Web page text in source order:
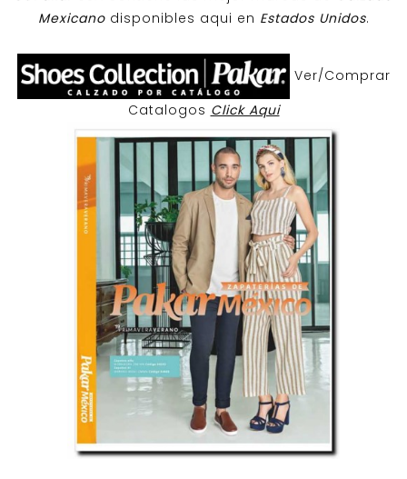
Mexicanodisponibles aqui en Estados Unidos.
Ver/Comprar
Catalogos Click Aqui